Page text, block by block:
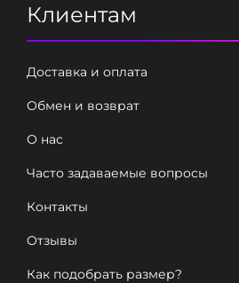
Клиентам
Доставка и оплата
Обмен и возврат
О нас
Часто задаваемые вопросы
Контакты
Отзывы
Как подобрать размер?